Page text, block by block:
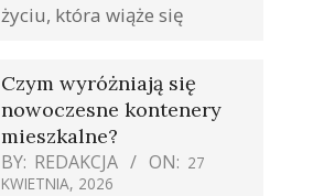
życiu, która wiąże się
Czym wyróżniają się
nowoczesne kontenery
mieszkalne?
BY: REDAKCJA ON: 27
KWIETNIA, 2026